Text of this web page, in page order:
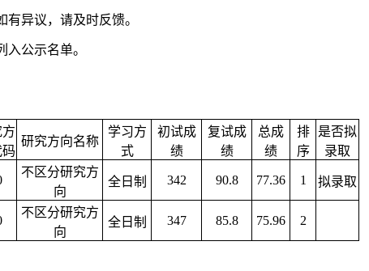
异议，请及时反馈。
公示名单。
研究方向名称
学习方
式
初试成
绩
复试成
绩
总成
绩
排
序
是否拟
录取
不区分研究方
向
全日制 342 90.8 77.36 1 拟录取
不区分研究方
向
全日制 347 85.8 75.96 2